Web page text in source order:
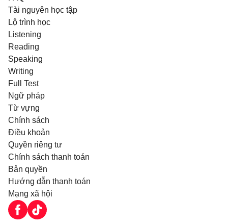
Tài nguyên học tập
Lộ trình học
Listening
Reading
Speaking
Writing
Full Test
Ngữ pháp
Từ vựng
Chính sách
Điều khoản
Quyền riêng tư
Chính sách thanh toán
Bản quyền
Hướng dẫn thanh toán
Mạng xã hội